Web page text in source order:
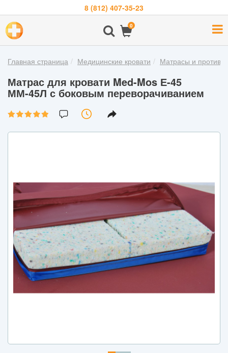
8 (812) 407-35-23
0
О
компании
Бренды
Покупателям
Главная страница Медицинские кровати Матрасы и
Матрас для кровати Med-Mos Е-45
ММ-45Л с боковым переворачиванием